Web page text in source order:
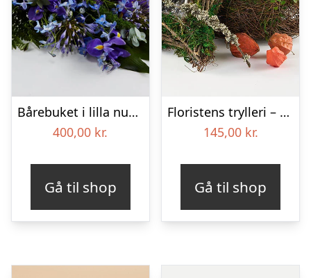
Bårebuket i lilla nuancer – Blomster til begravelse
400,00 kr.
Gå til shop
Floristens trylleri – gravpynt – Blomster til begravelse
145,00 kr.
Gå til shop